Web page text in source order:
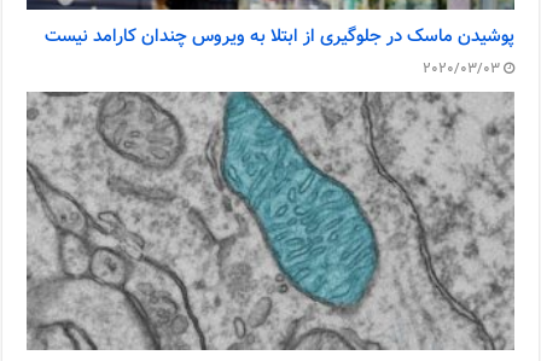
پوشیدن ماسک در جلوگیری از ابتلا به ویروس چندان کارامد نیست
2020/03/03